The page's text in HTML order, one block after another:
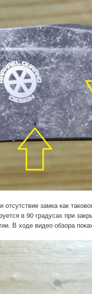
замка как
в 90 градусах при
В ходе видео обзора